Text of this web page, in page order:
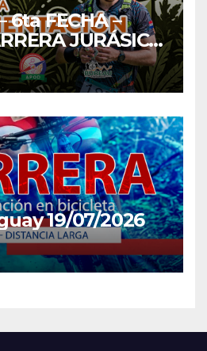
6ta FECHA –
JURÁSICO
19/07/2026